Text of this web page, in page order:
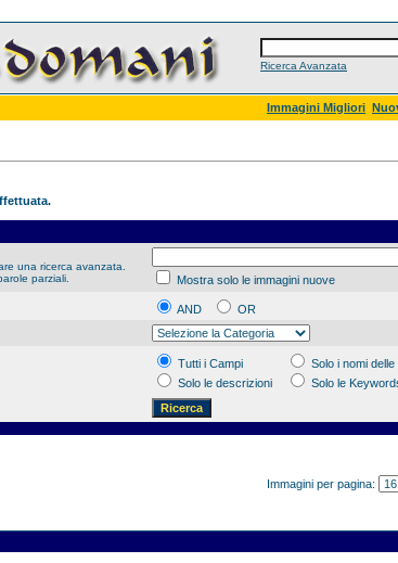
Ricerca Avanzata
Immagini Migliori
una ricerca avanzata.
parziali.
Mostra solo le immagini nuove
AND
OR
Tutti i Campi
Solo i nomi delle
Solo le descrizioni
Solo le
Immagini per pagina: